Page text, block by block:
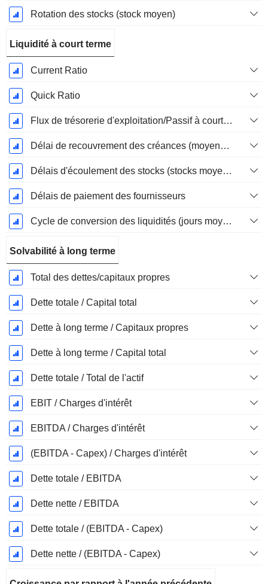
Rotation des stocks (stock moyen)
Liquidité à court terme
Current Ratio
Quick Ratio
Flux de trésorerie d'exploitation/Passif à court terme
Délai de recouvrement des créances (moyenne des créances)
Délais d'écoulement des stocks (stocks moyens)
Délais de paiement des fournisseurs
Cycle de conversion des liquidités (jours moyens)
Solvabilité à long terme
Total des dettes/capitaux propres
Dette totale / Capital total
Dette à long terme / Capitaux propres
Dette à long terme / Capital total
Dette totale / Total de l'actif
EBIT / Charges d'intérêt
EBITDA / Charges d'intérêt
(EBITDA - Capex) / Charges d'intérêt
Dette totale / EBITDA
Dette nette / EBITDA
Dette totale / (EBITDA - Capex)
Dette nette / (EBITDA - Capex)